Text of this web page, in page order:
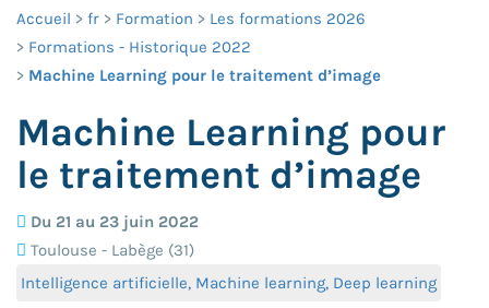
Accueil fr Formation
Les formations 2026
Formations - Historique 2022
Machine Learning pour le traitement d’image
Machine Learning pour
le traitement d’image
Du 21 au 23 juin 2022
Toulouse - Labège (31)
Intelligence artificielle, Machine learning, Deep learning